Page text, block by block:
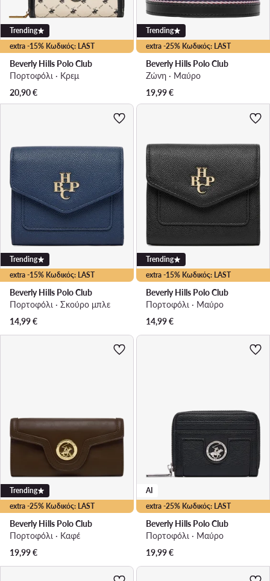
extra -15% Κωδικός: LAST
Trending
Beverly Hills Polo Club
Πορτοφόλι · Κρεμ
20,90€
extra -25% Κωδικός: LAST
Trending
Beverly Hills Polo Club
Ζώνη · Μαύρο
19,99€
extra -15% Κωδικός: LAST
Trending
Beverly Hills Polo Club
Πορτοφόλι · Σκούρο μπλε
14,99€
extra -15% Κωδικός: LAST
Trending
Beverly Hills Polo Club
Πορτοφόλι · Μαύρο
14,99€
extra -25% Κωδικός: LAST
Trending
Beverly Hills Polo Club
Πορτοφόλι · Καφέ
19,99€
extra -25% Κωδικός: LAST
AI
Beverly Hills Polo Club
Πορτοφόλι · Μαύρο
19,99€